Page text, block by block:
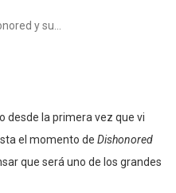
y su…
desde la primera vez que vi
el momento de Dishonored
que será uno de los grandes